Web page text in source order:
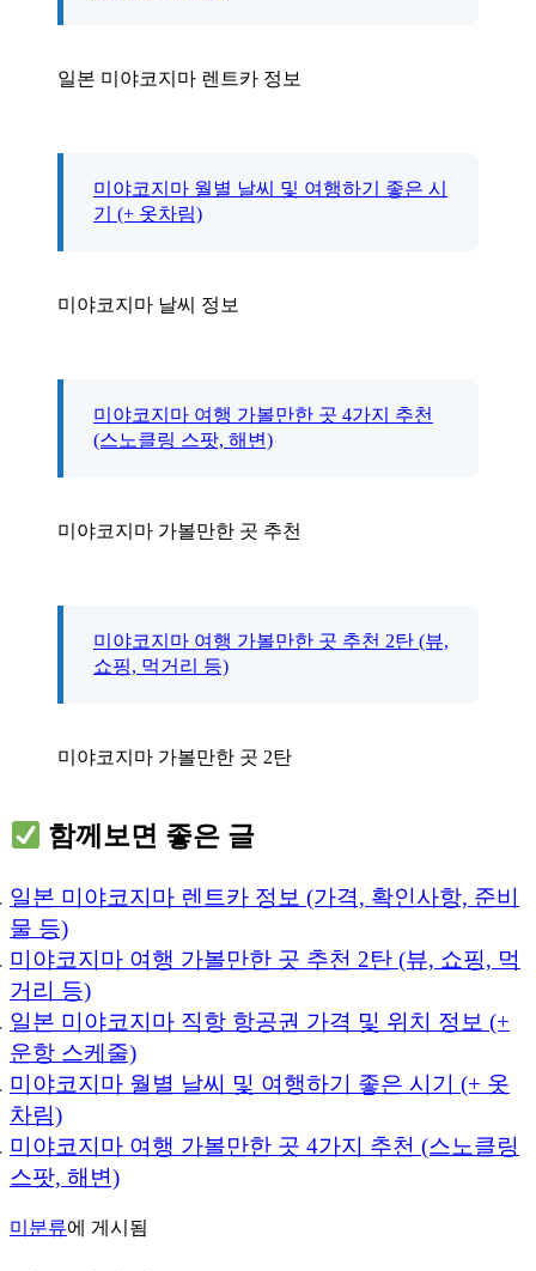
일본 미야코지마 렌트카 정보
미야코지마 월별 날씨 및 여행하기 좋은 시
기 (+ 옷차림)
미야코지마 날씨 정보
미야코지마 여행 가볼만한 곳 4가지 추천
(스노클링 스팟, 해변)
미야코지마 가볼만한 곳 추천
미야코지마 여행 가볼만한 곳 추천 2탄 (뷰,
쇼핑, 먹거리 등)
미야코지마 가볼만한 곳 2탄
함께보면 좋은 글
일본 미야코지마 렌트카 정보 (가격, 확인사항, 준비
물 등)
미야코지마 여행 가볼만한 곳 추천 2탄 (뷰, 쇼핑, 먹
거리 등)
일본 미야코지마 직항 항공권 가격 및 위치 정보 (+
운항 스케줄)
미야코지마 월별 날씨 및 여행하기 좋은 시기 (+ 옷
차림)
미야코지마 여행 가볼만한 곳 4가지 추천 (스노클링
스팟, 해변)
미분류에 게시됨